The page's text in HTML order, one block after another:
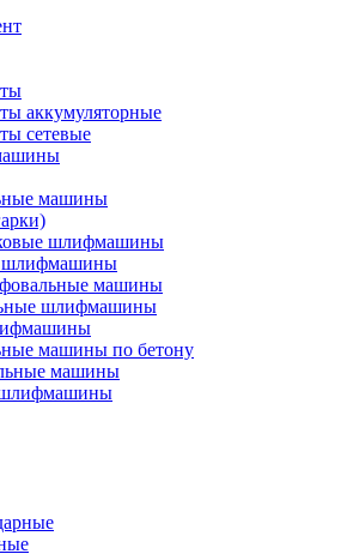
аккумуляторные
сетевые
машины
шлифмашины
шлифмашины
машины
шлифмашины
машины по бетону
машины